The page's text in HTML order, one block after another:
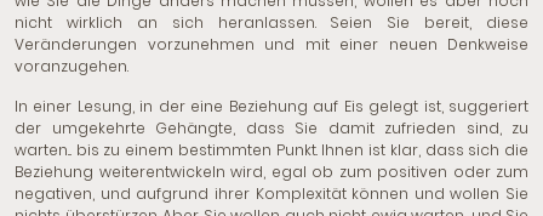
nicht wirklich an sich heranlassen. Seien Sie bereit, diese
Veränderungen vorzunehmen und mit einer neuen Denkweise
voranzugehen.
In einer Lesung, in der eine Beziehung auf Eis gelegt ist, suggeriert
der umgekehrte Gehängte, dass Sie damit zufrieden sind, zu
warten... bis zu einem bestimmten Punkt. Ihnen ist klar, dass sich die
Beziehung weiterentwickeln wird, egal ob zum positiven oder zum
negativen, und aufgrund ihrer Komplexität können und wollen Sie